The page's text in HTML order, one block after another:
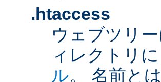
.htaccess
ウェブツリ
ィレクトリに
ル。 名前と